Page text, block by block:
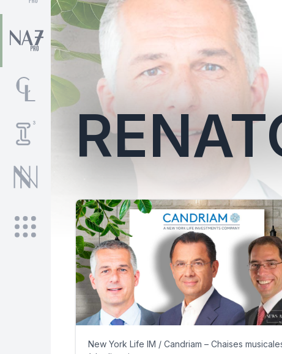
New York Life IM / Candriam – Chaises